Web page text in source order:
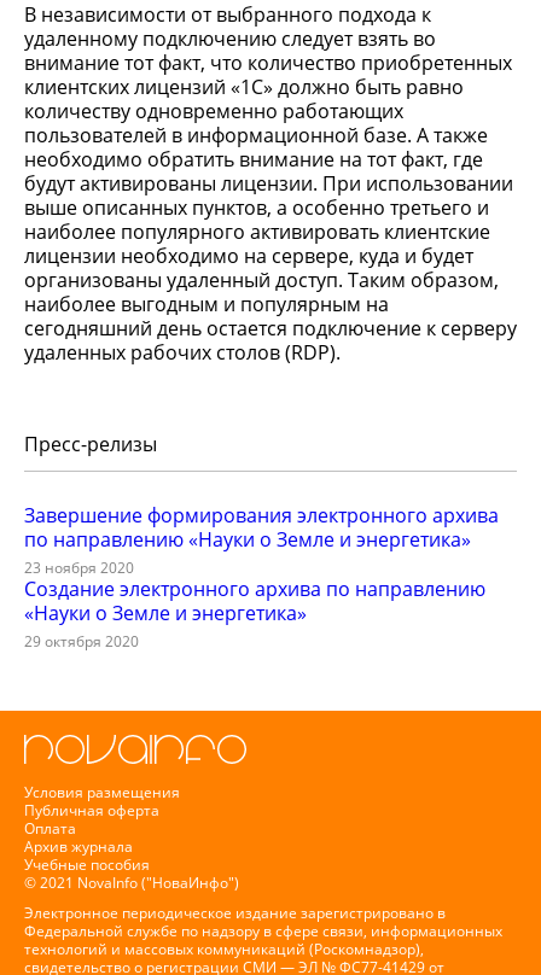
В независимости от выбранного подхода к
удаленному подключению следует взять во
внимание тот факт, что количество приобретенных
клиентских лицензий «1С» должно быть равно
количеству одновременно работающих
пользователей в информационной базе. А также
необходимо обратить внимание на тот факт, где
будут активированы лицензии. При использовании
выше описанных пунктов, а особенно третьего и
наиболее популярного активировать клиентские
лицензии необходимо на сервере, куда и будет
организованы удаленный доступ. Таким образом,
наиболее выгодным и популярным на
сегодняшний день остается подключение к серверу
удаленных рабочих столов (RDP).
Пресс-релизы
Завершение формирования электронного архива
по направлению «Науки о Земле и энергетика»
23 ноября 2020
Создание электронного архива по направлению
«Науки о Земле и энергетика»
29 октября 2020
Условия размещения
Публичная оферта
Оплата
Архив журнала
Учебные пособия
© 2021 NovaInfo ("НоваИнфо")
Электронное периодическое издание зарегистрировано в
Федеральной службе по надзору в сфере связи, информационных
технологий и массовых коммуникаций (Роскомнадзор),
свидетельство о регистрации СМИ — ЭЛ № ФС77-41429 от